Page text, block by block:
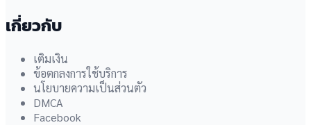
เกี่ยวกับ
เติมเงิน
ข้อตกลงการใช้บริการ
นโยบายความเป็นส่วนตัว
DMCA
Facebook